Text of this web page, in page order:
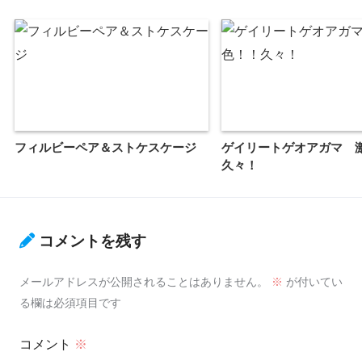
フィルビーペア＆ストケスケージ
ゲイリートゲオアガマ
久々！
コメントを残す
メールアドレスが公開されることはありません。 ※ が付いてい
る欄は必須項目です
コメント ※